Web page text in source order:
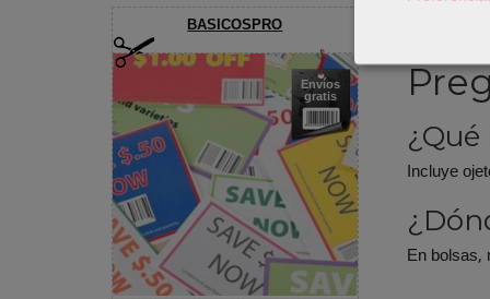
BASICOSPRO
Envíos
gratis
Incluye
En bolsas,